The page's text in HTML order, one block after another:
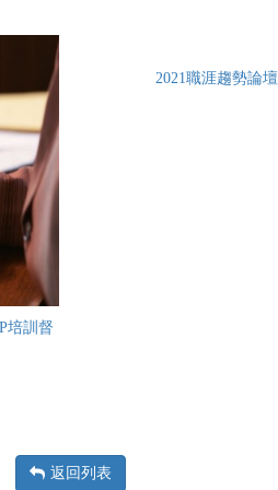
培訓督
2021職涯趨勢論壇
返回列表